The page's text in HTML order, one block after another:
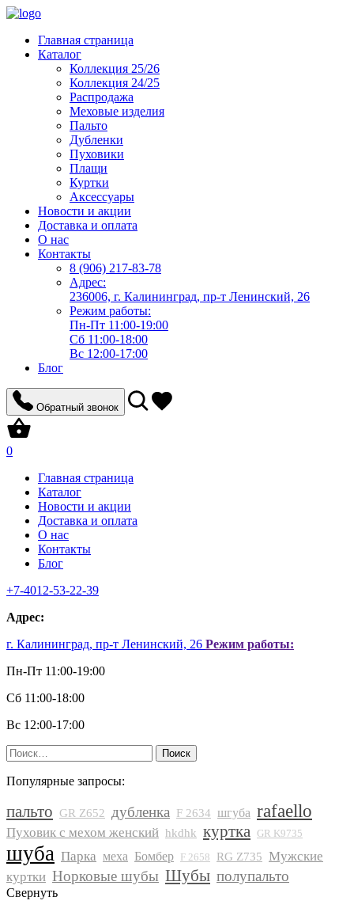
Главная страница
Каталог
Коллекция 25/26
Коллекция 24/25
Распродажа
Меховые изделия
Пальто
Дубленки
Пуховики
Плащи
Куртки
Аксессуары
Новости и акции
Доставка и оплата
О нас
Контакты
8 (906) 217-83-78
Адрес:
236006, г. Калининград, пр-т Ленинский, 26
Режим работы:
Пн-Пт 11:00-19:00
Сб 11:00-18:00
Вс 12:00-17:00
Блог
Обратный звонок
0
Главная страница
Каталог
Новости и акции
Доставка и оплата
О нас
Контакты
Блог
+7-4012-53-22-39
Aдрес:
г. Калининград, пр-т Ленинский, 26 Режим работы:
Пн-Пт 11:00-19:00
Сб 11:00-18:00
Вс 12:00-17:00
Найти:
Популярные запросы:
пальто GR Z652 дубленка F 2634 шгуба rafaello
Пуховик с мехом женский hkdhk куртка GR K9735
шуба Парка меха Бомбер F 2658 RG Z735 Мужские
куртки Норковые шубы Шубы полупальто
Свернуть